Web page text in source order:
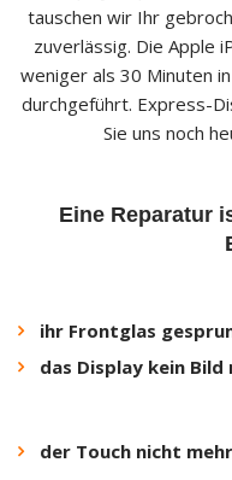
tauschen wir Ihr
zuverlässig. Die Apple
weniger als 30 Minuten
durchgeführt. Express-
Sie uns noch
Eine Reparatur
ihr Frontglas
das Display kein
der Touch nicht